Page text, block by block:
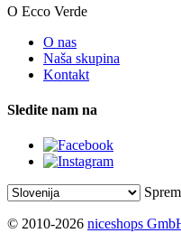
O Ecco Verde
O nas
Naša skupina
Kontakt
Sledite nam na
© 2010-2026 niceshops